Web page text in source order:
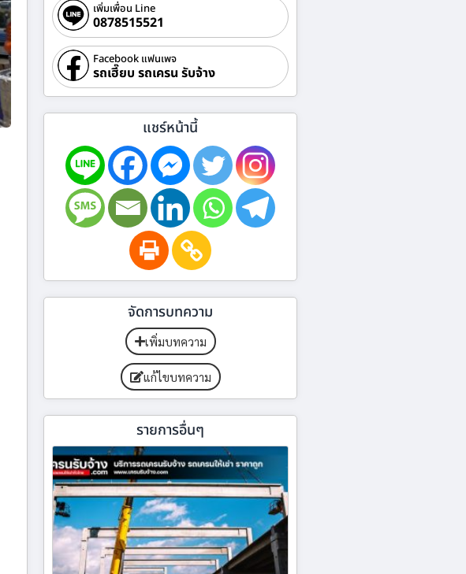
เพิ่มเพื่อน Line
0878515521
Facebook แฟนเพจ
รถเฮี๊ยบ รถเครน รับจ้าง
แชร์หน้านี้
จัดการบทความ
เพิ่มบทความ
แก้ไขบทความ
รายการอื่นๆ